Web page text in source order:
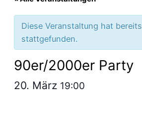
Diese Veranstaltung hat bereits
stattgefunden.
90er/2000er Party
20. März 19:00